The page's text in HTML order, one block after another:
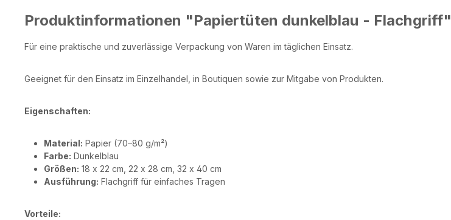
Produktinformationen "Papiertüten dunkelblau - Flachgriff"
Für eine praktische und zuverlässige Verpackung von Waren im täglichen Einsatz.
Geeignet für den Einsatz im Einzelhandel, in Boutiquen sowie zur Mitgabe von Produkten.
Eigenschaften:
Material: Papier (70–80 g/m²)
Farbe: Dunkelblau
Größen: 18 x 22 cm, 22 x 28 cm, 32 x 40 cm
Ausführung: Flachgriff für einfaches Tragen
Vorteile: